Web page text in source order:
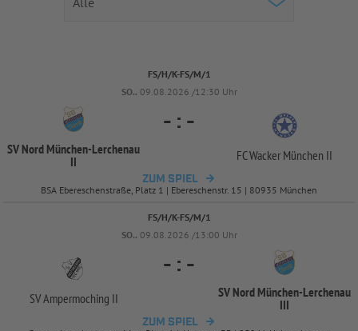
FS/H/K-FS/M/1
SO.. 09.08.2026 /12:30 Uhr
SV Nord München-Lerchenau
II
- : -
FC Wacker München II
ZUM SPIEL
BSA Ebereschenstraße, Platz 1 | Ebereschenstr. 15 | 80935 München
FS/H/K-FS/M/1
SO.. 09.08.2026 /13:00 Uhr
SV Ampermoching II
- : -
SV Nord München-Lerchenau
III
ZUM SPIEL